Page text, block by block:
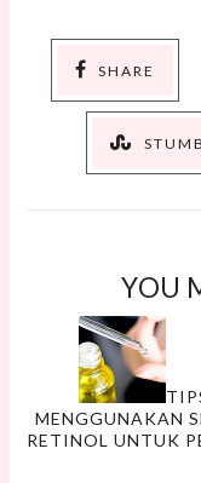
SHARE
YOU
MENGGUNAKAN
RETINOL UNTUK